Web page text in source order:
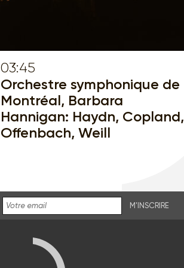
03:45
Orchestre symphonique de
Montréal, Barbara
Hannigan: Haydn, Copland,
Offenbach, Weill
M'INSCRIRE